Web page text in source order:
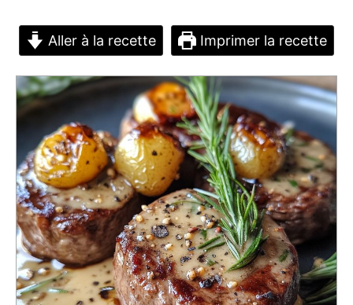
Aller à la recette Imprimer la recette